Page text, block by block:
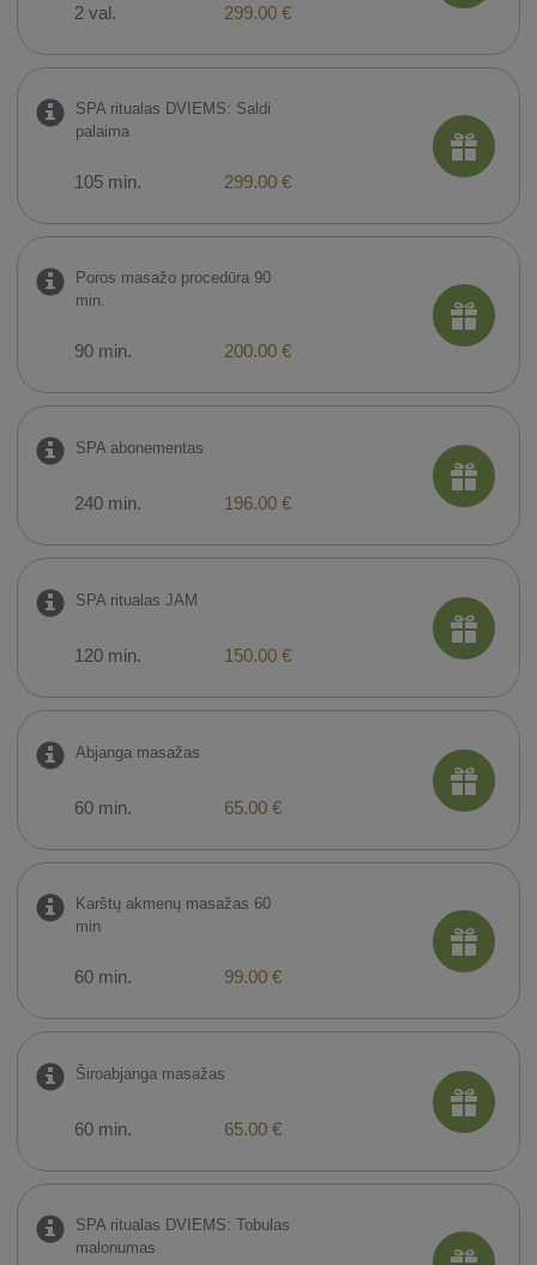
2 val. 299.00 €
SPA ritualas DVIEMS: Saldi
palaima
105 min. 299.00 €
Poros masažo procedūra 90
min.
90 min. 200.00 €
SPA abonementas
240 min. 196.00 €
SPA ritualas JAM
120 min. 150.00 €
Abjanga masažas
60 min. 65.00 €
Karštų akmenų masažas 60
min
60 min. 99.00 €
Široabjanga masažas
60 min. 65.00 €
SPA ritualas DVIEMS: Tobulas
malonumas